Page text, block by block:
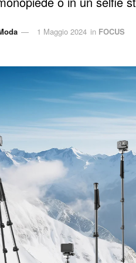
1 Maggio 2024 in FOCUS